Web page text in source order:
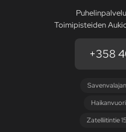
Toimipisteiden
+358
Zatelliitintie